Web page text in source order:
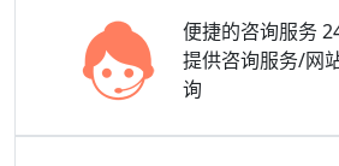
便捷的咨询服务
提供咨询服务/网
询